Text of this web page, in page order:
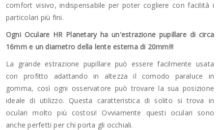
comfort visivo, indispensabile per poter cogliere con facilità i
particolari più fini.
Ogni Oculare HR Planetary ha un'estrazione pupillare di circa
16mm e un diametro della lente esterna di 20mm!!!
La grande estrazione pupillare può essere facilmente usata
con profitto adattando in altezza il comodo paraluce in
gomma, così ogni osservatore può trovare la sua posizione
ideale di utilizzo. Questa caratteristica di solito si trova in
oculari molto più costosi! Ovviamente questi oculari sono
anche perfetti per chi porta gli occhiali.